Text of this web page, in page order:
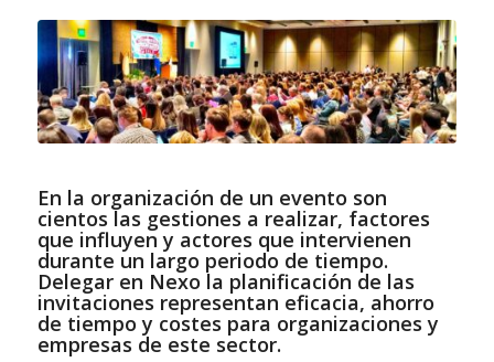
En la organización de un evento son
cientos las gestiones a realizar, factores
que influyen y actores que intervienen
durante un largo periodo de tiempo.
Delegar en Nexo la planificación de las
invitaciones representan eficacia, ahorro
de tiempo y costes para organizaciones y
empresas de este sector.